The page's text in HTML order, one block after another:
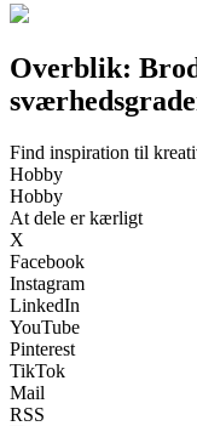
Overblik:
Find inspiration til
Hobby
Hobby
At dele er kærligt
X
Facebook
Instagram
LinkedIn
YouTube
Pinterest
TikTok
Mail
RSS